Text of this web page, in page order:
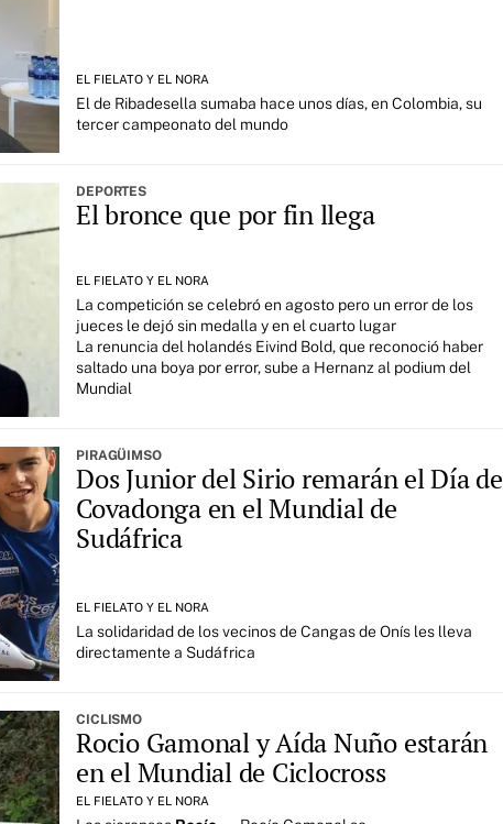
EL FIELATO Y EL NORA
El de Ribadesella sumaba hace unos días, en Colombia, su
tercer campeonato del mundo
DEPORTES
El bronce que por fin llega
EL FIELATO Y EL NORA
La competición se celebró en agosto pero un error de los
jueces le dejó sin medalla y en el cuarto lugar
La renuncia del holandés Eivind Bold, que reconoció haber
saltado una boya por error, sube a Hernanz al podium del
Mundial
PIRAGÜIMSO
Dos Junior del Sirio remarán el Día de
Covadonga en el Mundial de
Sudáfrica
EL FIELATO Y EL NORA
La solidaridad de los vecinos de Cangas de Onís les lleva
directamente a Sudáfrica
CICLISMO
Rocio Gamonal y Aída Nuño estarán
en el Mundial de Ciclocross
EL FIELATO Y EL NORA